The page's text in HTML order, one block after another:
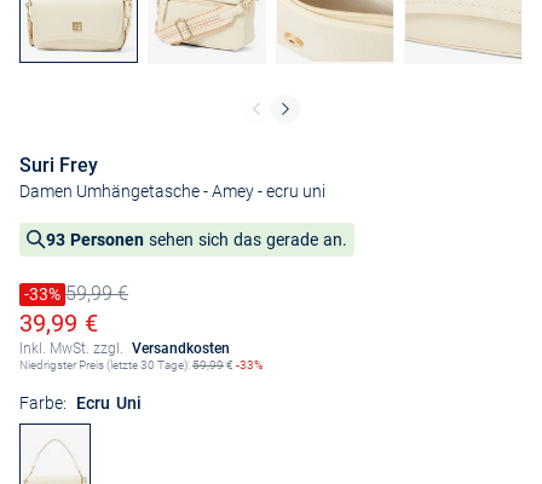
Suri Frey
Damen Umhängetasche - Amey- ecru uni
93 Personen sehen sich das gerade an.
Preis reduziert um
-33%
Alter Preis59,99 €
Ermäßigter Preis
39,99 €
Inkl. MwSt. zzgl. Versandkosten
Niedrigster Preis (letzte 30 Tage):59,99€ -33%
Farbe: Ecru Uni